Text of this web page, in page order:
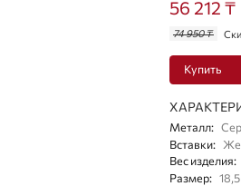
56 212 ₸
74 950 ₸
Купить
Металл:
Вставки:
Вес изделия:
Размер: 18,5